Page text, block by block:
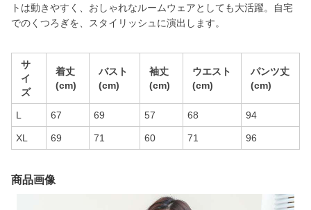
トは動きやすく、おしゃれなルームウェアとしても大活躍。自宅
でのくつろぎを、スタイリッシュに演出します。
サ
イ
ズ
着丈
(cm)
バスト
(cm)
袖丈
(cm)
ウエスト
(cm)
パンツ丈
(cm)
L 67 69 57 68 94
XL 69 71 60 71 96
商品画像